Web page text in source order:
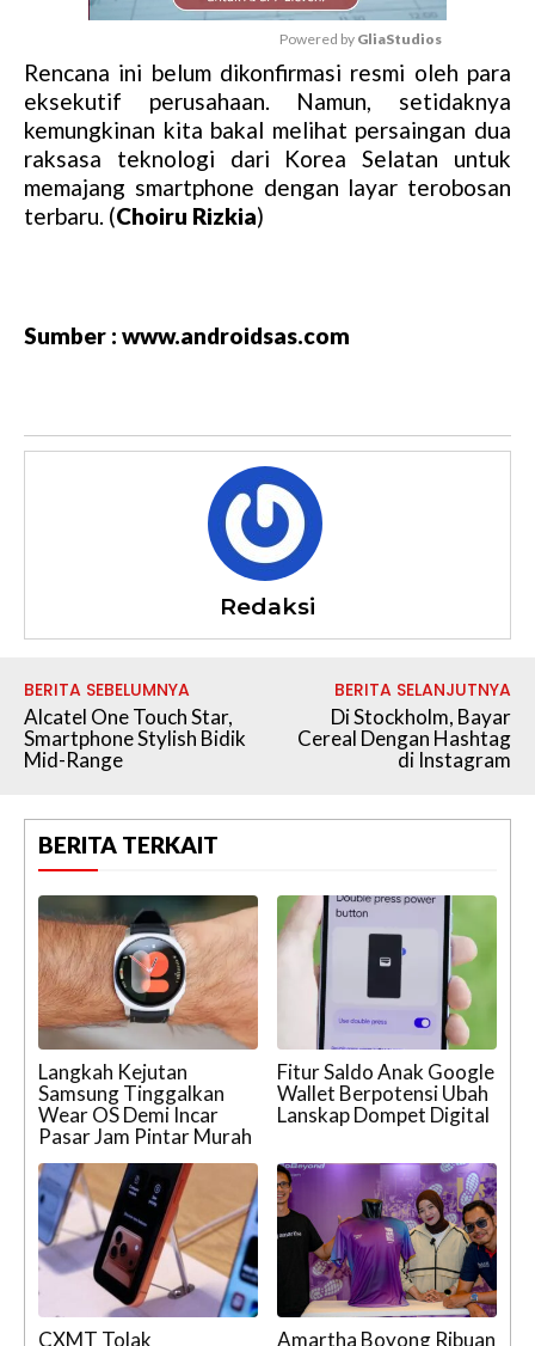
M
u
t
e
Powered by GliaStudios
Rencana ini belum dikonfirmasi resmi oleh para
eksekutif perusahaan. Namun, setidaknya
kemungkinan kita bakal melihat persaingan dua
raksasa teknologi dari Korea Selatan untuk
memajang smartphone dengan layar terobosan
terbaru. (Choiru Rizkia)
Sumber : www.androidsas.com
Redaksi
BERITA SEBELUMNYA
Alcatel One Touch Star,
Smartphone Stylish Bidik
Mid-Range
BERITA SELANJUTNYA
Di Stockholm, Bayar
Cereal Dengan Hashtag
di Instagram
BERITA TERKAIT
Langkah Kejutan
Samsung Tinggalkan
Wear OS Demi Incar
Pasar Jam Pintar Murah
Fitur Saldo Anak Google
Wallet Berpotensi Ubah
Lanskap Dompet Digital
CXMT Tolak Amartha Boyong Ribuan